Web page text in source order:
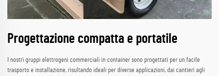
Progettazione compatta e portatile
I nostri gruppi elettrogeni commerciali in container sono progettati per un facile
trasporto e installazione, risultando ideali per diverse applicazioni, dai cantieri agli